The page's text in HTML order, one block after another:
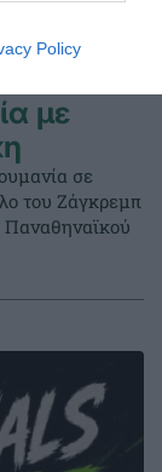
Policy
με
σε
του Ζάγκρεμπ
Παναθηναϊκού